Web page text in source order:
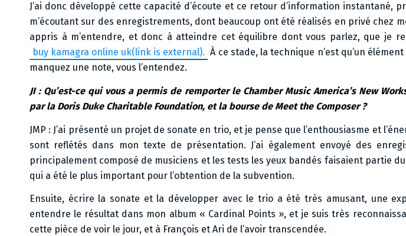
J’ai donc développé cette capacité d’écoute et ce retour d’information instantané,
m’écoutant sur des enregistrements, dont beaucoup ont été réalisés en privé chez
appris à m’entendre, et donc à atteindre cet équilibre dont vous parlez, que je
buy kamagra online uk(link is external). À ce stade, la technique n’est qu’un
manquez une note, vous l’entendez.
JI : Qu’est-ce qui vous a permis de remporter le Chamber Music America’s New
par la Doris Duke Charitable Foundation, et la bourse de Meet the Composer ?
JMP : J’ai présenté un projet de sonate en trio, et je pense que l’enthousiasme et
sont reflétés dans mon texte de présentation. J’ai également envoyé des
principalement composé de musiciens et les tests les yeux bandés faisaient partie du
qui a été le plus important pour l’obtention de la subvention.
Ensuite, écrire la sonate et la développer avec le trio a été très amusant, une
entendre le résultat dans mon album « Cardinal Points », et je suis très
cette pièce de voir le jour, et à François et Ari de l’avoir transcendée.